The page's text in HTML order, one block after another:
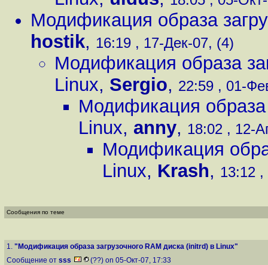
Модификация образа
hostik, 16:19 , 17-Дек-07, (4)
Модификация образа
Linux, Sergio, 22:59 , 01-
Модификация образа
Linux, anny, 18:02 , 12-
Модификация
Linux, Krash, 13:12
Сообщения по теме
1. "Модификация образа загрузочного RAM диска (initrd) в Linux"
Сообщение от sss (??) on 05-Окт-07, 17:33